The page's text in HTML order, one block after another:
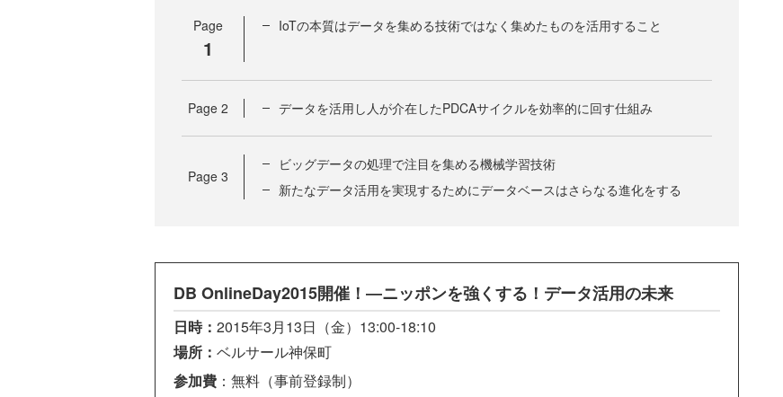
Page
1
IoTの本質はデータを集める技術ではなく集めたものを活用すること
Page 2 データを活用し人が介在したPDCAサイクルを効率的に回す仕組み
Page 3
ビッグデータの処理で注目を集める機械学習技術
新たなデータ活用を実現するためにデータベースはさらなる進化をする
DB OnlineDay2015開催！―ニッポンを強くする！データ活用の未来
日時： 2015年3月13日（金）13:00-18:10
場所： ベルサール神保町
参加費 ：無料（事前登録制）